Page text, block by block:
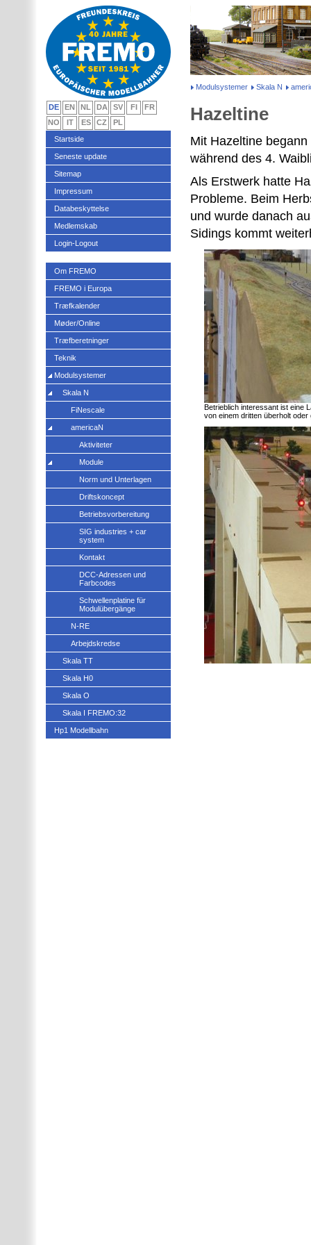
Modulsystemer Skala N
Hazeltine
Mit Hazeltine
während des 4.
Als Erstwerk hatte
Probleme. Beim
und wurde danach
Sidings kommt
Betrieblich interessant ist eine
von einem dritten überholt
DE EN NL DA SV FI
FR
NO
IT ES CZ
PL
Startside
Seneste update
Sitemap
Impressum
Databeskyttelse
Medlemskab
Login-Logout
Om FREMO
FREMO i Europa
Træfkalender
Møder/Online
Træfberetninger
Teknik
Modulsystemer
Skala N
FiNescale
americaN
Aktiviteter
Module
Norm und Unterlagen
Driftskoncept
Betriebsvorbereitung
SIG industries + car
system
Kontakt
DCC-Adressen und
Farbcodes
Schwellenplatine für
Modulübergänge
N-RE
Arbejdskredse
Skala TT
Skala H0
Skala O
Skala I FREMO:32
Hp1 Modellbahn